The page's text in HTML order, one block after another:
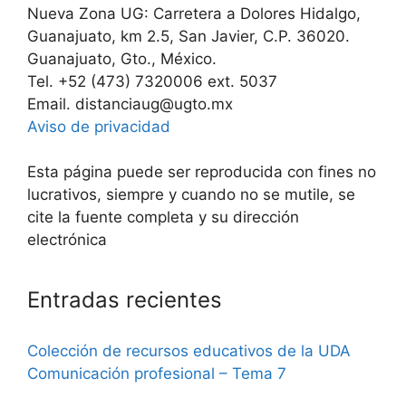
Nueva Zona UG: Carretera a Dolores Hidalgo,
Guanajuato, km 2.5, San Javier, C.P. 36020.
Guanajuato, Gto., México.
Tel. +52 (473) 7320006 ext. 5037
Email. distanciaug@ugto.mx
Aviso de privacidad
Esta página puede ser reproducida con fines no
lucrativos, siempre y cuando no se mutile, se
cite la fuente completa y su dirección
electrónica
Entradas recientes
Colección de recursos educativos de la UDA
Comunicación profesional – Tema 7